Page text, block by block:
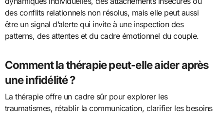
des conflits relationnels non résolus, mais elle peut aussi
être un signal d’alerte qui invite à une inspection des
patterns, des attentes et du cadre émotionnel du couple.
Comment la thérapie peut-elle aider après
une infidélité ?
La thérapie offre un cadre sûr pour explorer les
traumatismes, rétablir la communication, clarifier les besoins